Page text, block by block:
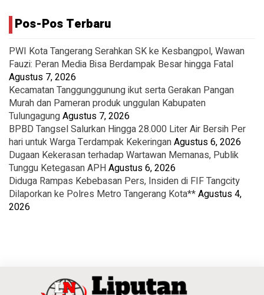
Pos-Pos Terbaru
PWI Kota Tangerang Serahkan SK ke Kesbangpol, Wawan
Fauzi: Peran Media Bisa Berdampak Besar hingga Fatal
Agustus 7, 2026
Kecamatan Tanggunggunung ikut serta Gerakan Pangan
Murah dan Pameran produk unggulan Kabupaten
TulungagungAgustus 7, 2026
BPBD Tangsel Salurkan Hingga 28.000 Liter Air Bersih Per
hari untuk Warga Terdampak KekeringanAgustus 6, 2026
Dugaan Kekerasan terhadap Wartawan Memanas, Publik
Tunggu Ketegasan APHAgustus 6, 2026
Diduga Rampas Kebebasan Pers, Insiden di FIF Tangcity
Dilaporkan ke Polres Metro Tangerang Kota**Agustus 4,
2026